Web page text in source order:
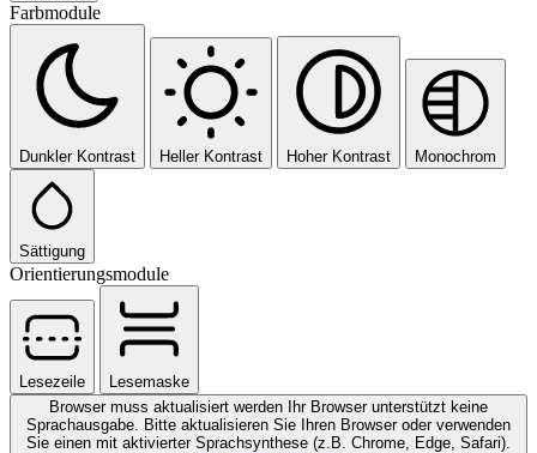
Farbmodule
Dunkler Kontrast Heller Kontrast Hoher Kontrast Monochrom
Sättigung
Orientierungsmodule
Lesezeile
Lesemaske
Browser muss aktualisiert werden Ihr Browser unterstützt keine
Sprachausgabe. Bitte aktualisieren Sie Ihren Browser oder verwenden
Sie einen mit aktivierter Sprachsynthese (z.B. Chrome, Edge, Safari).